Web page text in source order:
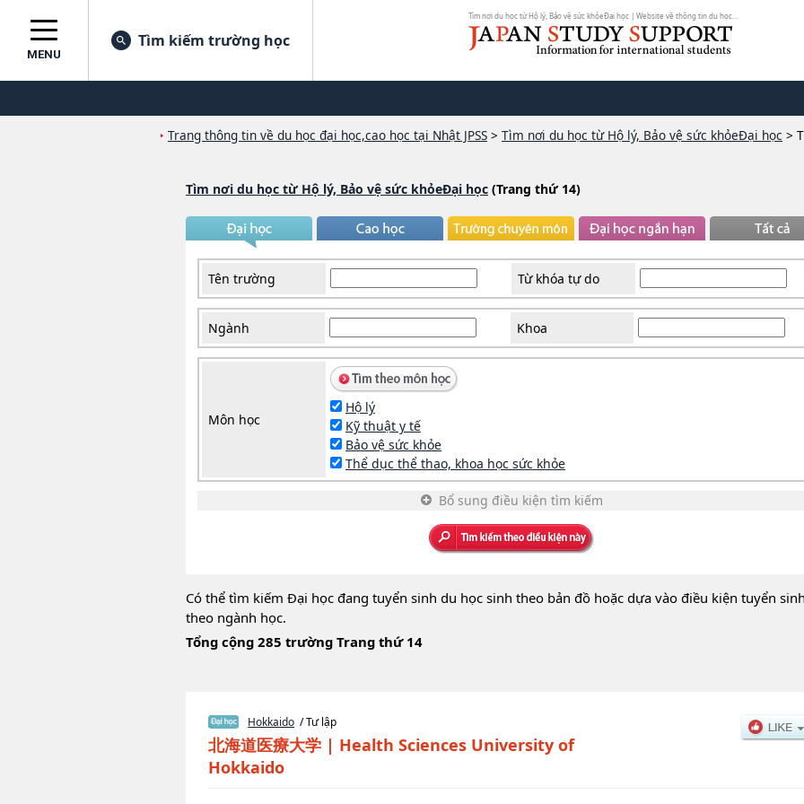
Tìm nơi du học từ Hộ lý, Bảo vệ sức khỏeĐại học | Website về thông tin du học...
MENU
Tìm kiếm trường học
Trang thông tin về du học đại học,cao học tại Nhật JPSS > Tìm nơi du học từ Hộ lý, Bảo vệ sức khỏeĐại học >
Tìm nơi du học từ Hộ lý, Bảo vệ sức khỏeĐại học (Trang thứ 14)
Tên trường Từ khóa tự do
Ngành Khoa
Môn học
Hộ lý
Kỹ thuật y tế
Bảo vệ sức khỏe
Thể dục thể thao, khoa học sức khỏe
Bổ sung điều kiện tìm kiếm
Có thể tìm kiếm Đại học đang tuyển sinh du học sinh theo bản đồ hoặc dựa vào điều kiện tuyển
theo ngành học.
Tổng cộng 285 trường Trang thứ 14
Hokkaido / Tư lập
北海道医療大学 | Health Sciences University of
Hokkaido